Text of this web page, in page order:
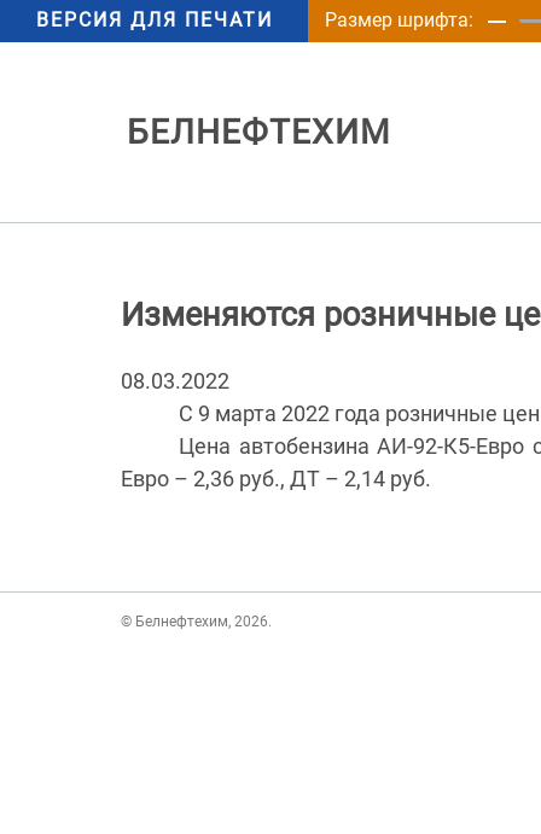
ВЕРСИЯ ДЛЯ ПЕЧАТИ Размер шрифта:
БЕЛНЕФТЕХИМ
Изменяются розничные
08.03.2022
С 9 марта 2022 года розничные
Цена автобензина АИ-92-К5-Евро
Евро – 2,36 руб., ДТ – 2,14 руб.
© Белнефтехим, 2026.